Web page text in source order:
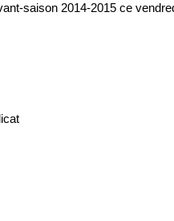
saison 2014-2015 ce